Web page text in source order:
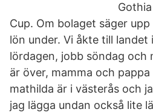
Cup. Om bolaget säger
lön under. Vi åkte till
lördagen, jobb söndag och
är över, mamma och
mathilda är i västerås och
jag lägga undan också lite